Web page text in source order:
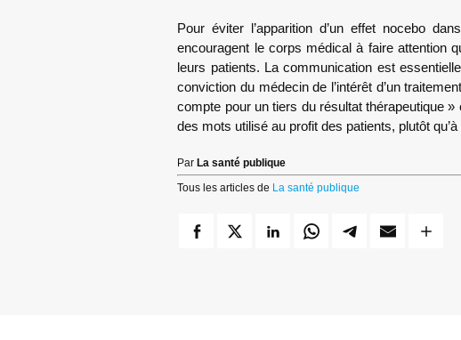
Pour éviter l’apparition d’un effet nocebo
encouragent le corps médical à faire attention
leurs patients. La communication est
conviction du médecin de l’intérêt d’un
compte pour un tiers du résultat thérapeutique
des mots utilisé au profit des patients, plutôt
Par La santé publique
Tous les articles de La santé publique